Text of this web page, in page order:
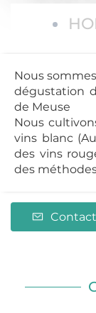
Nous
dégustation
de Meuse
Nous
vins blanc
des vins
des